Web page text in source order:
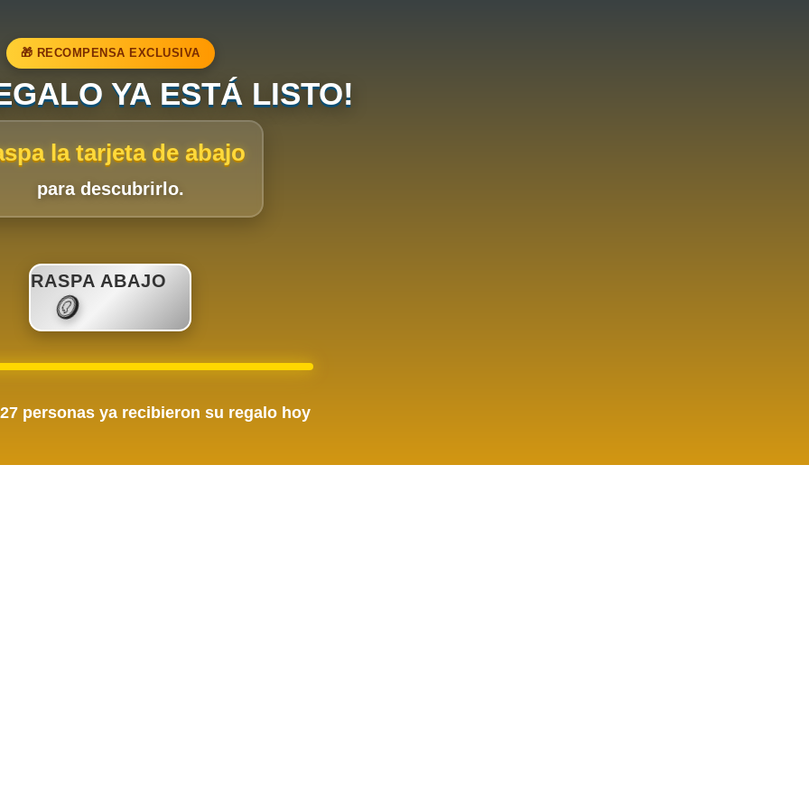
🎁 RECOMPENSA EXCLUSIVA
YA ESTÁ LISTO!
la tarjeta de abajo
para descubrirlo.
RASPA ABAJO
🪙
personas ya recibieron su regalo hoy